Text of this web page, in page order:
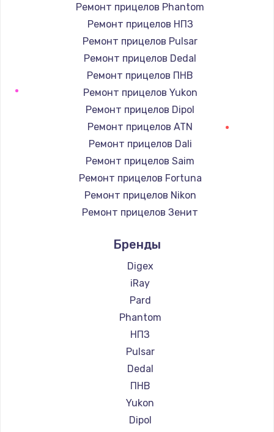
Ремонт прицелов Phantom
Ремонт прицелов НПЗ
Ремонт прицелов Pulsar
Ремонт прицелов Dedal
Ремонт прицелов ПНВ
Ремонт прицелов Yukon
Ремонт прицелов Dipol
Ремонт прицелов ATN
Ремонт прицелов Dali
Ремонт прицелов Saim
Ремонт прицелов Fortuna
Ремонт прицелов Nikon
Ремонт прицелов Зенит
Ремонт прицелов Artelv
Ремонт прицелов Hakko
Ремонт прицелов HALES
Ремонт прицелов Leica
Ремонт прицелов Vector Optics
Ремонт прицелов Carl Zeiss
Ремонт прицелов Zeiss
Ремонт прицелов AGM Global Vision
Ремонт прицелов Pilad
Ремонт прицелов Arkon
Ремонт прицелов ANYSMART
Бренды
Digex
iRay
Pard
Phantom
НПЗ
Pulsar
Dedal
ПНВ
Yukon
Dipol